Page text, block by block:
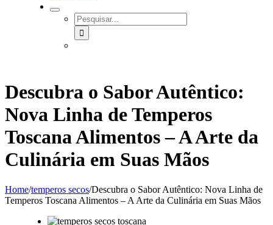
SEARCH
FOR:
Descubra o Sabor Autêntico:
Nova Linha de Temperos
Toscana Alimentos – A Arte da
Culinária em Suas Mãos
Home/temperos secos/Descubra o Sabor Autêntico: Nova Linha de
Temperos Toscana Alimentos – A Arte da Culinária em Suas Mãos